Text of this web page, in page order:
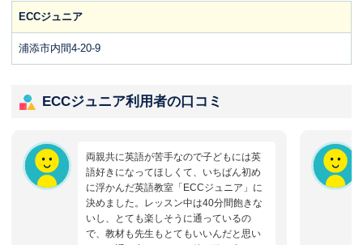
ECCジュニア
浦添市内間4-20-9
ECCジュニア利用者の口コミ
両親共に英語が苦手なので子どもには英
語好きになってほしくて、いちばん初め
に浮かんだ英語教室「ECCジュニア」に
決めました。レッスン中は40分間飽きな
いし、とても楽しそうに通っているの
で、教材も先生もとてもいいんだと思い